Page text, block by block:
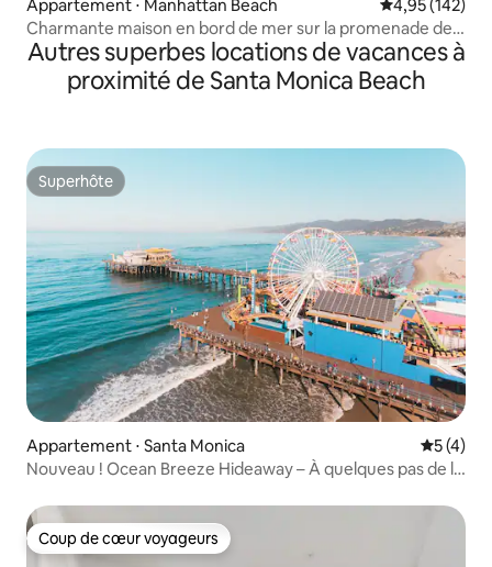
Appartement ⋅ Manhattan Beach Évaluation
4,95 (142)
Charmante maison en bord de mer sur la promenade de
Manhattan Beach
Autres superbes locations de vacances à
proximité de Santa Monica Beach
Superhôte
Superhôte
Appartement ⋅ Santa Monica
5 (4)
Nouveau ! Ocean Breeze Hideaway – À quelques pas de la
Coup de cœur voyageurs
Coup de cœur voyageurs